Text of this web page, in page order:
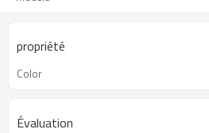
propriété
Color
Évaluation